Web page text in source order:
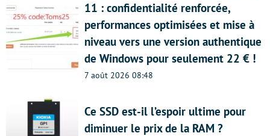
11 : confidentialité renforcée,
performances optimisées et mise à
niveau vers une version authentique
de Windows pour seulement 22 € !
7 août 2026 08:48
Ce SSD est-il l’espoir ultime pour
diminuer le prix de la RAM ?